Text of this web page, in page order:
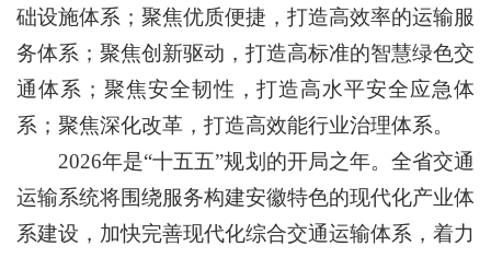
础设施体系；聚焦优质便捷，打造高效率的运输服
务体系；聚焦创新驱动，打造高标准的智慧绿色交
通体系；聚焦安全韧性，打造高水平安全应急体
系；聚焦深化改革，打造高效能行业治理体系。
2026年是“十五五”规划的开局之年。全省交通
运输系统将围绕服务构建安徽特色的现代化产业体
系建设，加快完善现代化综合交通运输体系，着力